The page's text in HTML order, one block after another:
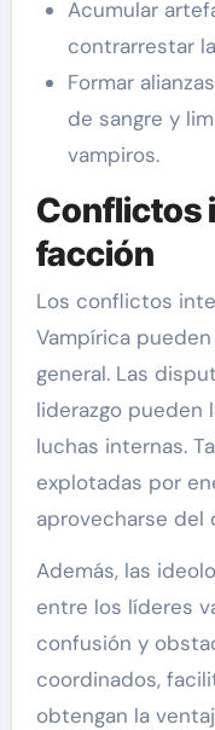
Acumular
contrarrestar
Formar
de sangre y
vampiros.
Conflictos
facción
Los conflictos
Vampírica
general. Las
liderazgo pueden
luchas internas.
explotadas por
aprovecharse del
Además, las
entre los líderes
confusión y
coordinados,
obtengan la